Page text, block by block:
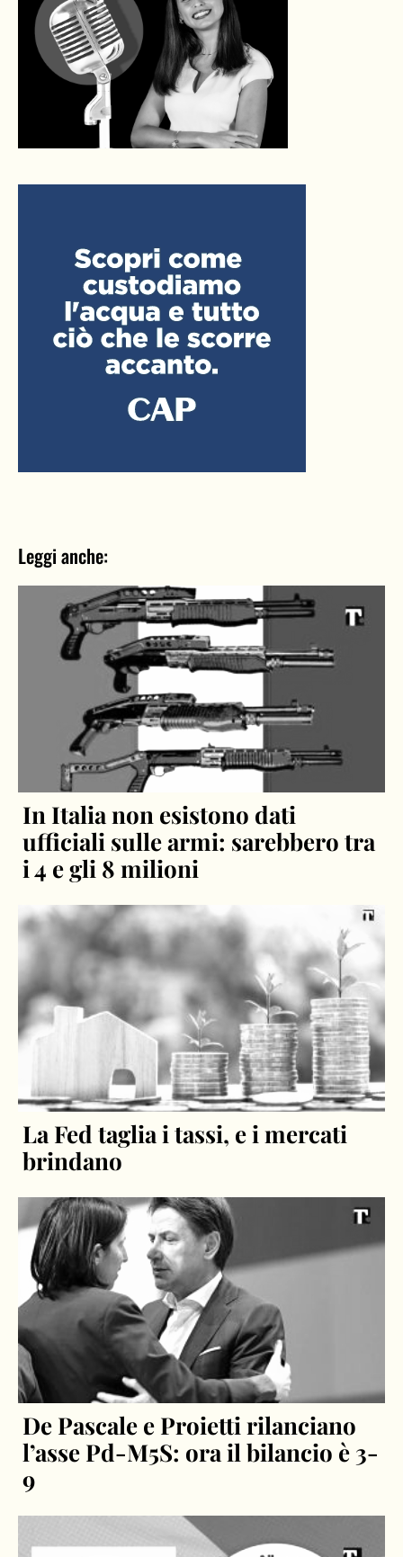
Leggi anche:
In Italia non esistono dati
ufficiali sulle armi: sarebbero tra
i 4 e gli 8 milioni
La Fed taglia i tassi, e i mercati
brindano
De Pascale e Proietti rilanciano
l’asse Pd-M5S: ora il bilancio è 3-
9